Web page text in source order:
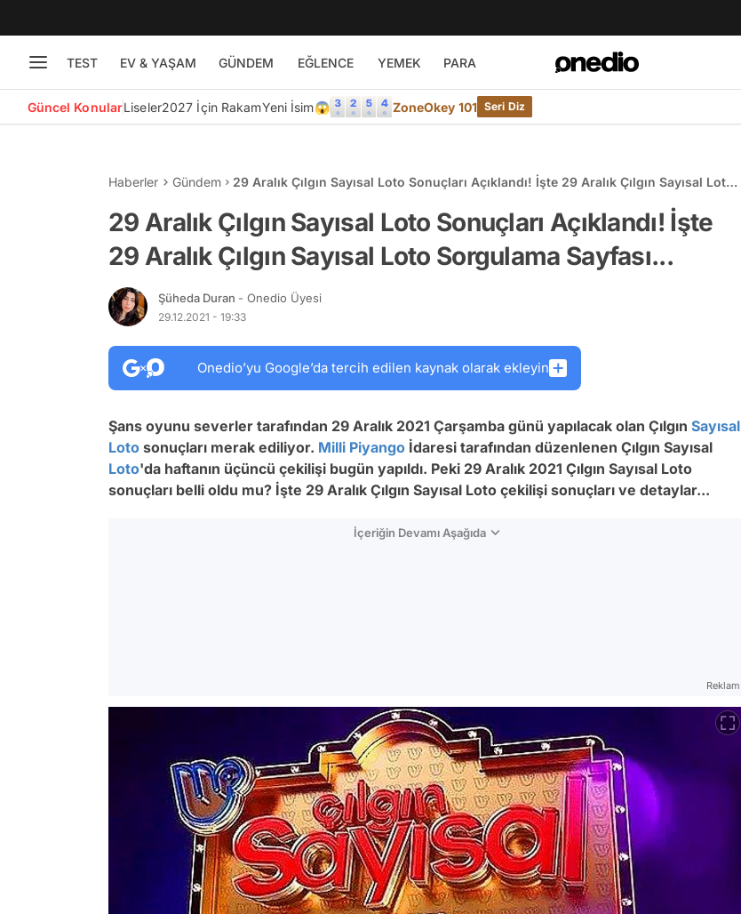
TEST EV & YAŞAM GÜNDEM EĞLENCE YEMEK PARA
Güncel KonularLiseler2027 İçin RakamYeni İsim😱 ZoneOkey 101 Seri Diz
Haberler Gündem
29 Aralık Çılgın Sayısal Loto Sonuçları Açıklandı! İşte 29 Aralık Çılgın Sayısal Loto
29 Aralık Çılgın Sayısal Loto Sonuçları Açıklandı! İşte
29 Aralık Çılgın Sayısal Loto Sorgulama Sayfası...
Şüheda Duran - Onedio Üyesi
29.12.2021 - 19:33
Onedio’yu Google’da tercih edilen kaynak olarak ekleyin
Şans oyunu severler tarafından 29 Aralık 2021 Çarşamba günü yapılacak olan Çılgın Sayısal
Loto sonuçları merak ediliyor. Milli Piyango İdaresi tarafından düzenlenen Çılgın Sayısal
Loto'da haftanın üçüncü çekilişi bugün yapıldı. Peki 29 Aralık 2021 Çılgın Sayısal Loto
sonuçları belli oldu mu? İşte 29 Aralık Çılgın Sayısal Loto çekilişi sonuçları ve detaylar...
İçeriğin Devamı Aşağıda
Reklam